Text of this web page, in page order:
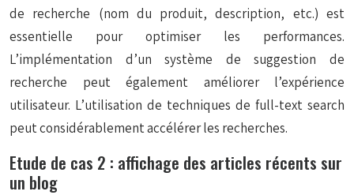
de recherche (nom du produit, description, etc.) est
essentielle pour optimiser les performances.
L’implémentation d’un système de suggestion de
recherche peut également améliorer l’expérience
utilisateur. L’utilisation de techniques de full-text search
peut considérablement accélérer les recherches.
Etude de cas 2 : affichage des articles récents sur
un blog